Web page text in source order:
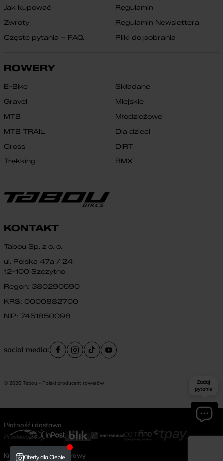
Jak kupować
Zwroty
Częste pytania – FAQ
Regulamin
Regulamin Newslettera
Pliki do pobrania
ROWERY
E-Bike
Gravel
MTB
MTB TRAIL
Cross
Trekking
Składane
Miejskie
Młodzieżowe
Dla dzieci
DIRT
BMX
KONTAKT
Tabou Sp. z o. o.
ul. Polska 47a / 24
12-100 Szczytno
Regon: 380290590
KRS: 0000882700
NIP: 7451850098
social media:
© 2026 Tabou - Polski producent rowerów
Płatność i dostawa
Krajowy Rejestr Rowerowy
Zadaj
pytanie